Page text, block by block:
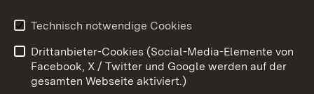
Barrierefreiheit
Impressum
Cookies
Technisch notwendige Cookies
Drittanbieter-Cookies (Social-Media-Elemente von
Facebook, X / Twitter und Google werden auf der
gesamten Webseite aktiviert.)